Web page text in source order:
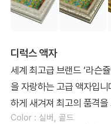
디럭스 액자
세계 최고급 브랜드 ‘라슨
을 자랑하는 고급 액자입
하게 새겨져 최고의 품격
Color : 실버, 골드